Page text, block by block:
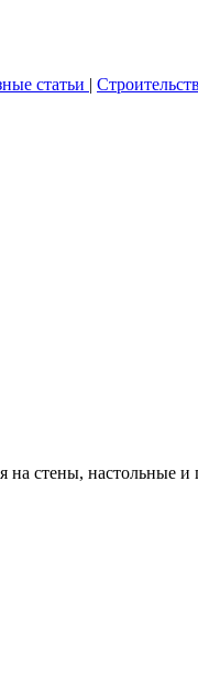
стены, настольные и
статьи |